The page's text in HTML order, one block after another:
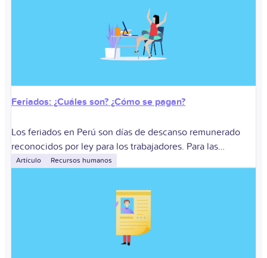
Feriados: ¿Cuáles son? ¿Cómo se pagan?
Los feriados en Perú son días de descanso remunerado
reconocidos por ley para los trabajadores. Para las
empresas, su gestión determina si corresponde descanso,
Artículo Recursos humanos